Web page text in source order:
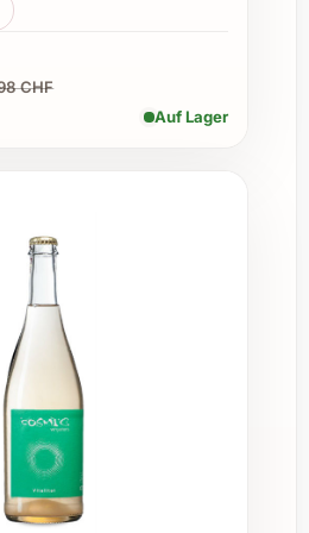
Anlässen wie
Mariotti Surliè einen
Auch als
Herstellung und
Surliè über
wenn es kühl und
So kann der Genuss
Variationen von
in mehreren Varianten
CHF
Auf Lager